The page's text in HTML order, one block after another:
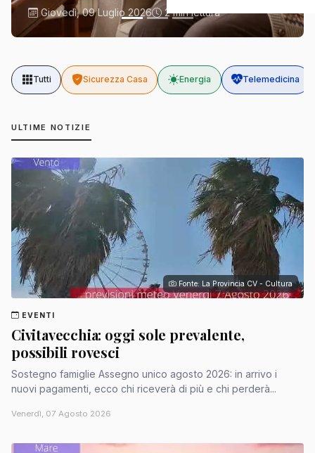
Giovedì, 09 Luglio 2026 2 min lettura
Tutti Sicurezza Casa Energia Telemedicina
ULTIME NOTIZIE
Fonte: La Provincia CV - Cultura
EVENTI
Civitavecchia: oggi sole prevalente,
possibili rovesci
Sostegno famiglie Assegno unico agosto 2026: in arrivo i
nuovi pagamenti, ecco chi riceverà di più e chi perderà...
Venerdì, 07 Agosto 2026